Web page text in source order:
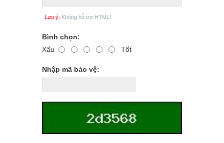
Lưu ý: Không hỗ trợ HTML!
Bình chọn:
Xấu
Tốt
Nhập mã bảo vệ: